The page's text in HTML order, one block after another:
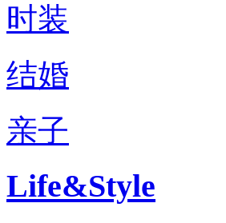
时装
结婚
亲子
Life&Style